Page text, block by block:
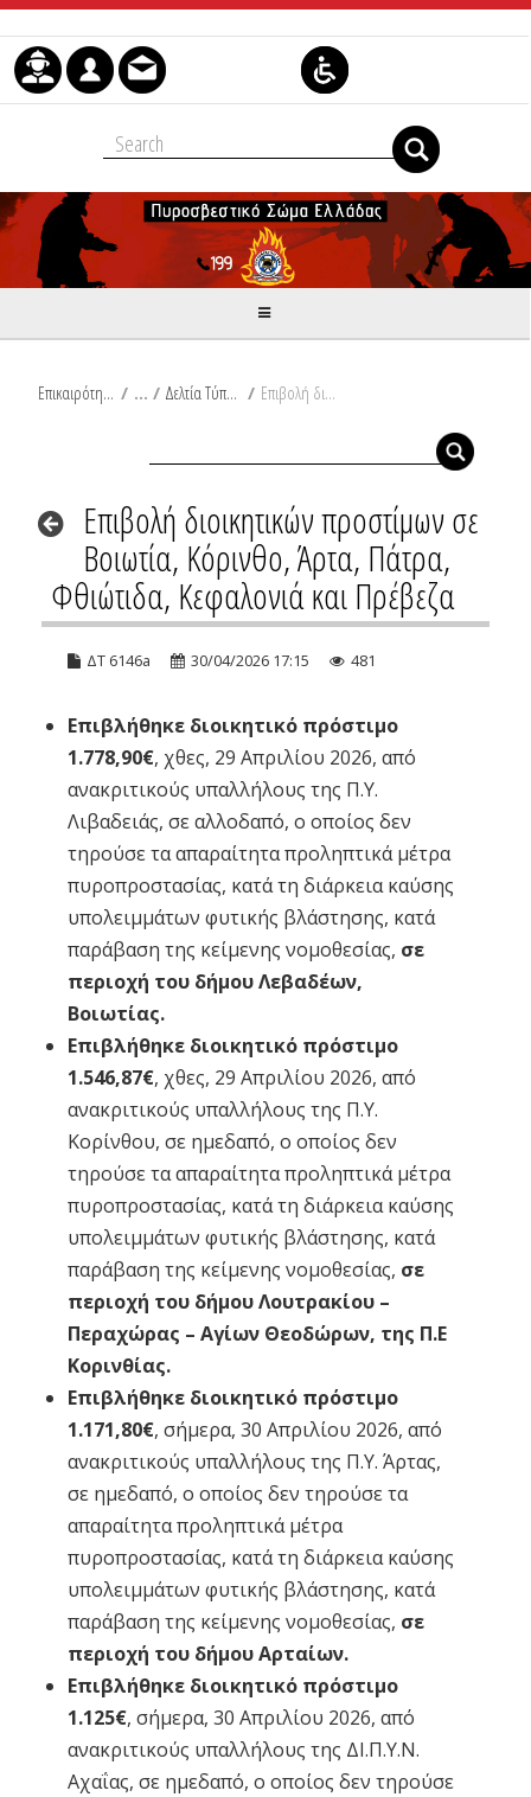
Skip to Content
Επικαιρότητα / Δελτία Τύπου / Επιβολή διοικητικών προστίμων σε Βοιωτία, Κόρινθο, Άρτα, Πάτρα, Φθιώτιδα, Κεφαλονιά και Πρέβεζα
Επιβολή διοικητικών προστίμων σε
Βοιωτία, Κόρινθο, Άρτα, Πάτρα,
Φθιώτιδα, Κεφαλονιά και Πρέβεζα
ΔΤ 6146a 30/04/2026 17:15 481
Επιβλήθηκε διοικητικό πρόστιμο
1.778,90€, χθες, 29 Απριλίου 2026, από
ανακριτικούς υπαλλήλους της Π.Υ.
Λιβαδειάς, σε αλλοδαπό, ο οποίος δεν
τηρούσε τα απαραίτητα προληπτικά μέτρα
πυροπροστασίας, κατά τη διάρκεια καύσης
υπολειμμάτων φυτικής βλάστησης, κατά
παράβαση της κείμενης νομοθεσίας, σε
περιοχή του δήμου Λεβαδέων,
Βοιωτίας.
Επιβλήθηκε διοικητικό πρόστιμο
1.546,87€, χθες, 29 Απριλίου 2026, από
ανακριτικούς υπαλλήλους της Π.Υ.
Κορίνθου, σε ημεδαπό, ο οποίος δεν
τηρούσε τα απαραίτητα προληπτικά μέτρα
πυροπροστασίας, κατά τη διάρκεια καύσης
υπολειμμάτων φυτικής βλάστησης, κατά
παράβαση της κείμενης νομοθεσίας, σε
περιοχή του δήμου Λουτρακίου –
Περαχώρας – Αγίων Θεοδώρων, της Π.Ε
Κορινθίας.
Επιβλήθηκε διοικητικό πρόστιμο
1.171,80€, σήμερα, 30 Απριλίου 2026, από
ανακριτικούς υπαλλήλους της Π.Υ. Άρτας,
σε ημεδαπό, ο οποίος δεν τηρούσε τα
απαραίτητα προληπτικά μέτρα
πυροπροστασίας, κατά τη διάρκεια καύσης
υπολειμμάτων φυτικής βλάστησης, κατά
παράβαση της κείμενης νομοθεσίας, σε
περιοχή του δήμου Αρταίων.
Επιβλήθηκε διοικητικό πρόστιμο
1.125€, σήμερα, 30 Απριλίου 2026, από
ανακριτικούς υπαλλήλους της ΔΙ.Π.Υ.Ν.
Αχαΐας, σε ημεδαπό, ο οποίος δεν τηρούσε